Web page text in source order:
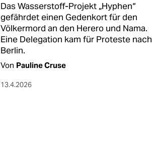
Das Wasserstoff-Projekt „Hyphen“
gefährdet einen Gedenkort für den
Völkermord an den Herero und Nama.
Eine Delegation kam für Proteste nach
Berlin.
Von Pauline Cruse
13.4.2026